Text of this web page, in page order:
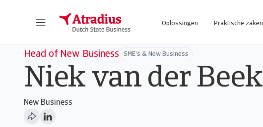
Oplossingen Praktische zaken
Head of New Business SME's & New Business
Niek van der Beek
New Business